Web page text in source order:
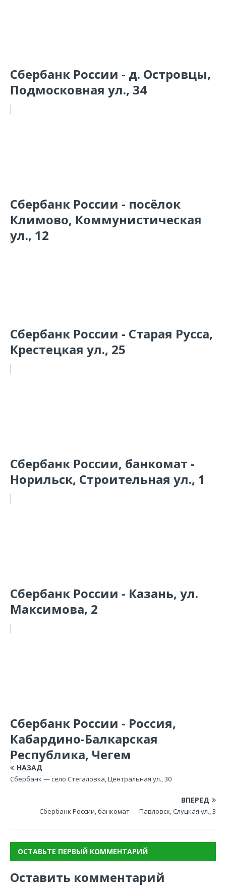
Сбербанк России - д. Островцы,
Подмосковная ул., 34
Сбербанк России - посёлок
Климово, Коммунистическая
ул., 12
Сбербанк России - Старая Русса,
Крестецкая ул., 25
Сбербанк России, банкомат -
Норильск, Строительная ул., 1
Сбербанк России - Казань, ул.
Максимова, 2
Сбербанк России - Россия,
Кабардино-Балкарская
Республика, Чегем
НАЗАД
Сбербанк — село Стегаловка, Центральная ул., 30
ВПЕРЕД
Сбербанк России, банкомат — Павловск, Слуцкая ул., 3
ОСТАВЬТЕ ПЕРВЫЙ КОММЕНТАРИЙ
Оставить комментарий